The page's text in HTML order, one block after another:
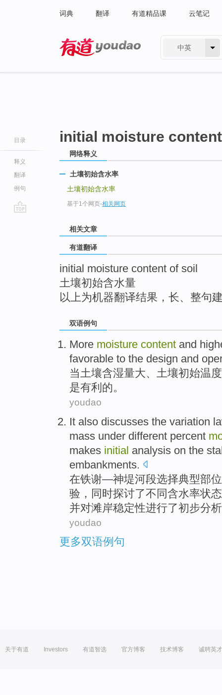
词典 翻译 有道精品课 云笔记
中英
目录
释义
翻译
例句
initial moisture
网络释义
土壤初始含水率
土壤初始含水率
基于1个网页-相关网页
相关文章
有道翻译
initial moisture content of soil
土壤初始含水量
以上为机器翻译结果，长、整句
双语例句
More moisture content and
favorable to the design and
当 土壤含湿量大、土壤初始温度
是有利 的。
youdao
It also discusses the variation
mass under different percent
makes initial analysis on the
embankments.
在铁谢—神堤河段选择典型部
验， 同时探讨了不同含水率状态
并对滩岸稳定性进行了初步分析
youdao
更多双语例句
关于有道 Investors 有道智选 官方博客 技术博客 诚聘英才